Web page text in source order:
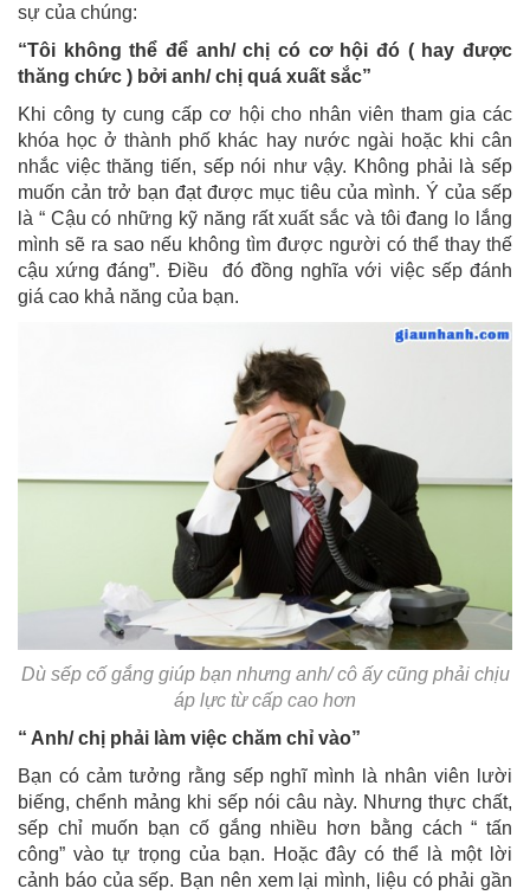
sự của chúng:
“Tôi không thể để anh/ chị có cơ hội đó ( hay được
thăng chức ) bởi anh/ chị quá xuất sắc”
Khi công ty cung cấp cơ hội cho nhân viên tham gia các
khóa học ở thành phố khác hay nước ngài hoặc khi cân
nhắc việc thăng tiến, sếp nói như vậy. Không phải là sếp
muốn cản trở bạn đạt được mục tiêu của mình. Ý của sếp
là “ Cậu có những kỹ năng rất xuất sắc và tôi đang lo lắng
mình sẽ ra sao nếu không tìm được người có thể thay thế
cậu xứng đáng”. Điều đó đồng nghĩa với việc sếp đánh
giá cao khả năng của bạn.
Dù sếp cố gắng giúp bạn nhưng anh/ cô ấy cũng phải chịu
áp lực từ cấp cao hơn
“ Anh/ chị phải làm việc chăm chỉ vào”
Bạn có cảm tưởng rằng sếp nghĩ mình là nhân viên lười
biếng, chểnh mảng khi sếp nói câu này. Nhưng thực chất,
sếp chỉ muốn bạn cố gắng nhiều hơn bằng cách “ tấn
công” vào tự trọng của bạn. Hoặc đây có thể là một lời
cảnh báo của sếp. Bạn nên xem lại mình, liệu có phải gần